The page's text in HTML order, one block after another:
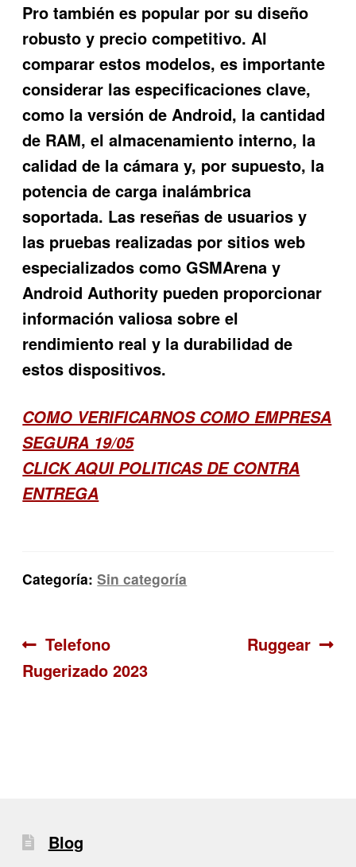
Pro también es popular por su diseño
robusto y precio competitivo. Al
comparar estos modelos, es importante
considerar las especificaciones clave,
como la versión de Android, la cantidad
de RAM, el almacenamiento interno, la
calidad de la cámara y, por supuesto, la
potencia de carga inalámbrica
soportada. Las reseñas de usuarios y
las pruebas realizadas por sitios web
especializados como GSMArena y
Android Authority pueden proporcionar
información valiosa sobre el
rendimiento real y la durabilidad de
estos dispositivos.
COMO VERIFICARNOS COMO EMPRESA
SEGURA 19/05
CLICK AQUI POLITICAS DE CONTRA
ENTREGA
Categoría:Sin categoría
Navegación
de
Anterior:
Telefono
Rugerizado 2023
Siguiente:
Ruggear
Blog